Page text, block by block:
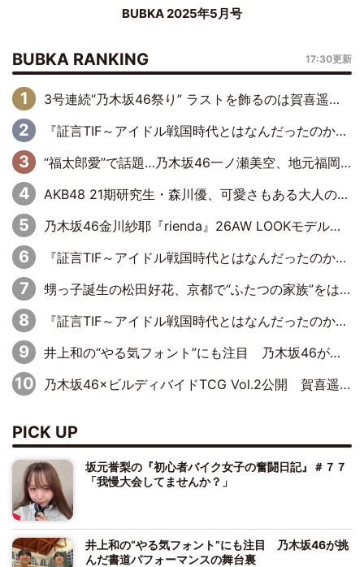
BUBKA 2025年5月号
BUBKA RANKING 17:30更新
3号連続“乃木坂46祭り” ラストを飾るのは賀喜遥香…5年ぶりの登場に「5年分大人になった私を見ていただけたら」
『証言TIF～アイドル戦国時代とはなんだったのか～』第6回：でんぱ組.inc・古川未鈴×相沢梨紗「『ハロプロやりたかったな』って言ったら、夢眠ねむさんに『てめえはでんぱ組．incなんだよ！』って肩パンされて(笑)」
“福太郎愛”で話題…乃木坂46一ノ瀬美空、地元福岡『めんべい25周年トップサポーター』に就任
AKB48 21期研究生・森川優、可愛さもある大人の女性に
乃木坂46金川紗耶『rienda』26AW LOOKモデルに就任
『証言TIF～アイドル戦国時代とはなんだったのか～』第11回：私立恵比寿中学・真山りか×安本彩花「TIFで10年ぶりのキョンシーメイクをしたら、場を完全に引かせてしまって。時代が変わったんだなって」
甥っ子誕生の松田好花、京都で“ふたつの家族”をはしご！ “母”黒谷友香に見送られ、“父”松岡昌宏とはハシゴ酒
『証言TIF～アイドル戦国時代とはなんだったのか～』第10回：さくら学院・武藤彩未×飯田らうら「正直、中3で辞めるというのを信じてなくて。そう言われてはいたけど、嘘でしょって」
井上和の“やる気フォント”にも注目 乃木坂46が挑んだ書道パフォーマンスの舞台裏
乃木坂46×ビルディバイドTCG Vol.2公開 賀喜遥香＆田村真佑が『京まふ』ステージに登壇
PICK UP
坂元誉梨の『初心者バイク女子の奮闘日記』＃７７
「我慢大会してませんか？」
井上和の“やる気フォント”にも注目 乃木坂46が挑
んだ書道パフォーマンスの舞台裏